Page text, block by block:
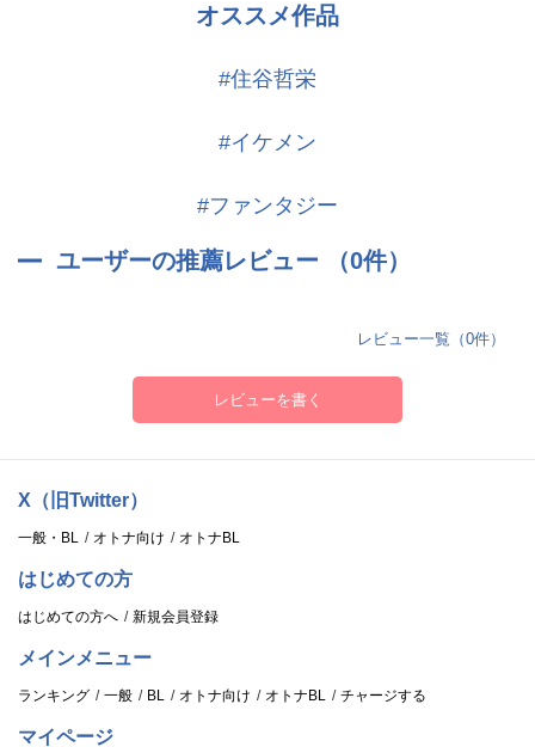
凸凹共依存 自信家セレブ ミルラ(ピグミーマーモセット兄)cv.小
自信家で男らしく、口がうまい天才肌。 プライドが高く、言い回し
世界はすべてオレのもの精神で他人と争うことすらしない。
凸凹共依存 知的セレブ ロータス(ピグミーマーモセット弟)cv.広
優しく知的で落ち着いていて、施設の中で一番頭がいい。
魔法使い…? 管理人 cv.津田健次郎
管理人と書いて“すが りひと”と読むアニマルセラトピアの管理人。
人も動物も癒されて欲しいという願いから、街で疲れた人を見つけ
ては夜のアニマルセラトピアへの招待状を届けている。
オススメ作品
#住谷哲栄
#イケメン
#ファンタジー
ユーザーの推薦レビュー （0件）
レビュー一覧（0件）
レビューを書く
X（旧Twitter）
一般・BL オトナ向け オトナBL
はじめての方
はじめての方へ 新規会員登録
メインメニュー
ランキング 一般 BL オトナ向け オトナBL チャージする
マイページ